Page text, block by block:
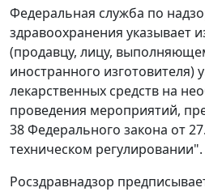
Федеральная служба по
здравоохранения указывает
(продавцу, лицу,
иностранного изготовителя)
лекарственных средств на
проведения мероприятий,
38 Федерального закона от
техническом регулировании".
Росздравнадзор